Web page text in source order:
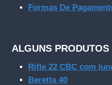
Formas De
ALGUNS PRODUTOS
Rifle 22 CBC com
Beretta 40